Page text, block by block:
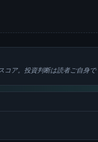
コア。投資判断は読者ご自身で